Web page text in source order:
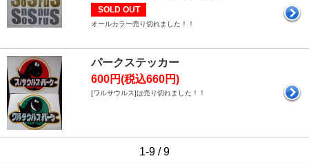
SOLD OUT
オールカラー売り切れました！！
パークステッカー
600円(税込660円)
[ワルサウルス]は売り切れました！！
1-9 / 9